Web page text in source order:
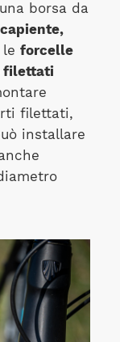
borsa da
forcelle
filettati
filettati,
installare